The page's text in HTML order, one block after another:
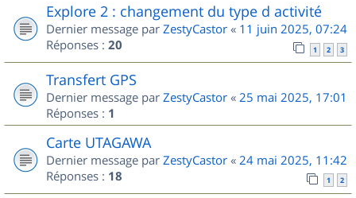
Explore 2 : changement du type d activité
Dernier message par ZestyCastor « 11 juin 2025, 07:24
Réponses : 20 1 2 3
Transfert GPS
Dernier message par ZestyCastor « 25 mai 2025, 17:01
Réponses : 1
Carte UTAGAWA
Dernier message par ZestyCastor « 24 mai 2025, 11:42
Réponses : 18 1 2